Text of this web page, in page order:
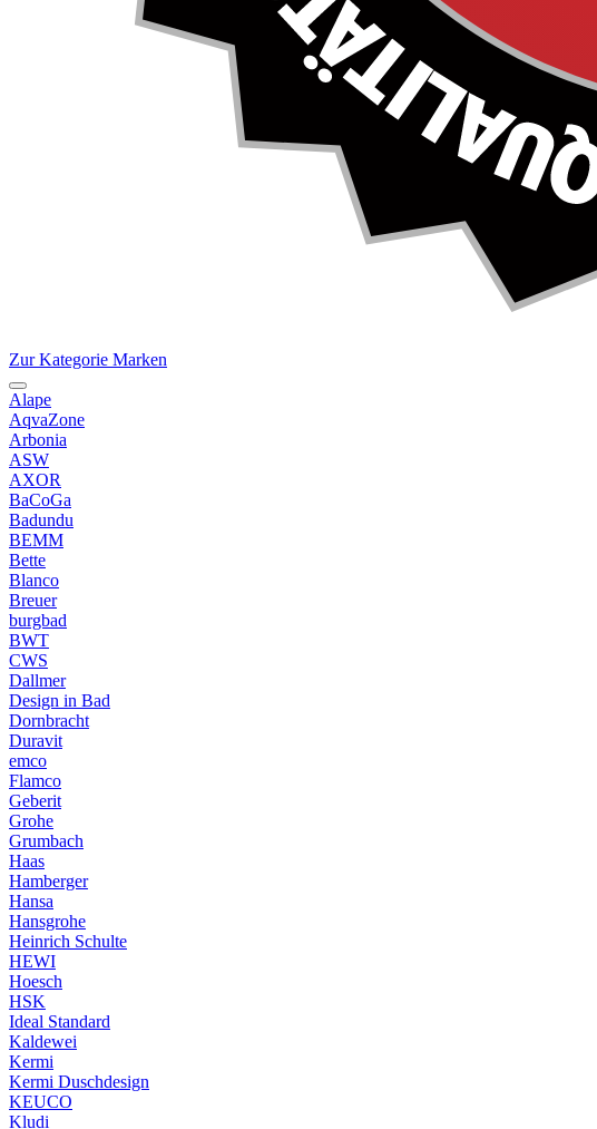
Zur Kategorie Marken
Alape
AqvaZone
Arbonia
ASW
AXOR
BaCoGa
Badundu
BEMM
Bette
Blanco
Breuer
burgbad
BWT
CWS
Dallmer
Design in Bad
Dornbracht
Duravit
emco
Flamco
Geberit
Grohe
Grumbach
Haas
Hamberger
Hansa
Hansgrohe
Heinrich Schulte
HEWI
Hoesch
HSK
Ideal Standard
Kaldewei
Kermi
Kermi Duschdesign
KEUCO
Kludi